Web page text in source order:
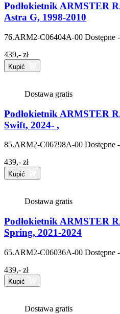
Podłokietnik ARMSTER
Astra G, 1998-2010
76.ARM2-C06404A-00 Dostępne
439,- zł
Kupić
Dostawa gratis
Podłokietnik ARMSTER
Swift, 2024- ,
85.ARM2-C06798A-00 Dostępne
439,- zł
Kupić
Dostawa gratis
Podłokietnik ARMSTER
Spring, 2021-2024
65.ARM2-C06036A-00 Dostępne
439,- zł
Kupić
Dostawa gratis